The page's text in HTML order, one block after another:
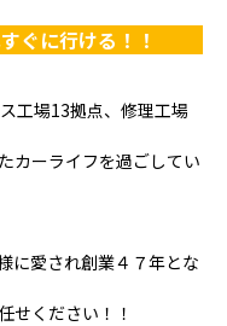
ぐに行ける！！
工場13拠点、修理工場
カーライフを過ごしてい
に愛され創業４７年とな
せください！！